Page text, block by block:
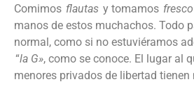
Comimos flautas y tomamos fresco
manos de estos muchachos. Todo
normal, como si no estuviéramos
“la G», como se conoce. El lugar al
menores privados de libertad tienen